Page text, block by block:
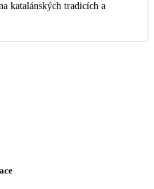
katalánských tradicích a